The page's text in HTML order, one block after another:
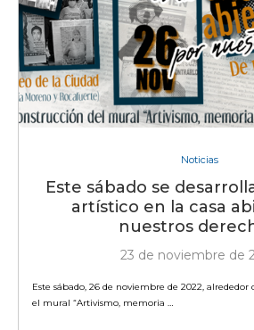
Noticias
Este sábado se
artístico en la casa
nuestros
23 de noviembre de
Este sábado, 26 de noviembre de 2022,
el mural “Artivismo, memoria …